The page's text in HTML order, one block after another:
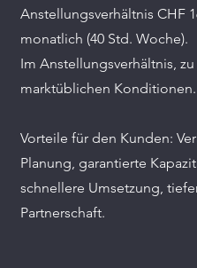
Anstellungsverhältnis CHF
monatlich (40 Std. Woche).
Im Anstellungsverhältnis,
marktüblichen Konditionen.
Vorteile für den Kunden:
Planung, garantierte
schnellere Umsetzung,
Partnerschaft.